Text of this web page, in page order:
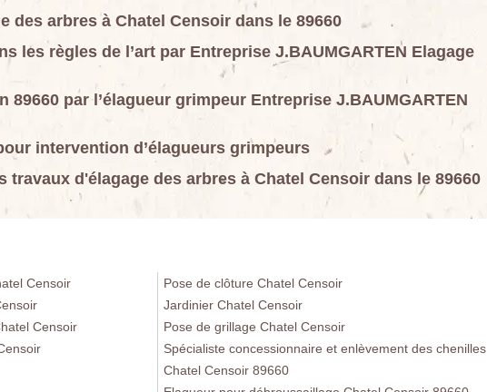
des arbres à Chatel Censoir dans le 89660
les règles de l’art par Entreprise J.BAUMGARTEN Elagage
89660 par l’élagueur grimpeur Entreprise J.BAUMGARTEN
intervention d’élagueurs grimpeurs
travaux d'élagage des arbres à Chatel Censoir dans le 89660
Censoir
Censoir
Pose de clôture Chatel Censoir
Jardinier Chatel Censoir
Pose de grillage Chatel Censoir
Spécialiste concessionnaire et enlèvement des chenilles
Chatel Censoir 89660